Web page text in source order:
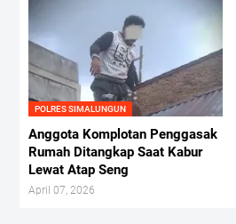
POLRES SIMALUNGUN
Anggota Komplotan Penggasak
Rumah Ditangkap Saat Kabur
Lewat Atap Seng
April 07, 2026